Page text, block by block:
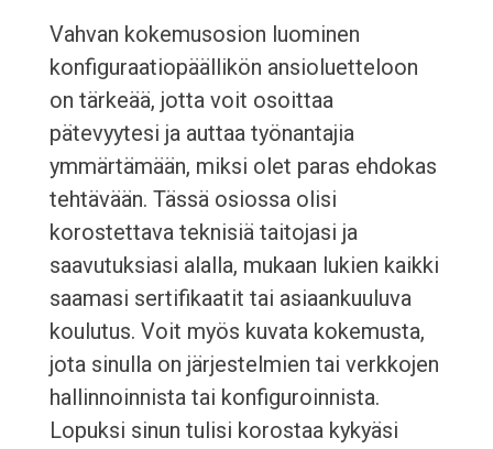
Vahvan kokemusosion luominen
konfiguraatiopäällikön ansioluetteloon
on tärkeää, jotta voit osoittaa
pätevyytesi ja auttaa työnantajia
ymmärtämään, miksi olet paras ehdokas
tehtävään. Tässä osiossa olisi
korostettava teknisiä taitojasi ja
saavutuksiasi alalla, mukaan lukien kaikki
saamasi sertifikaatit tai asiaankuuluva
koulutus. Voit myös kuvata kokemusta,
jota sinulla on järjestelmien tai verkkojen
hallinnoinnista tai konfiguroinnista.
Lopuksi sinun tulisi korostaa kykyäsi